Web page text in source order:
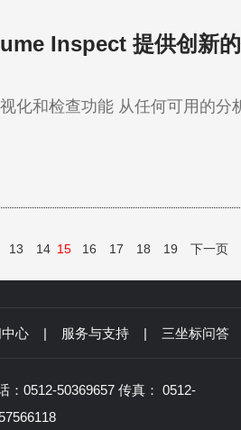
Inspect 提供创新
13 14 15 16 17 18 19 下一页
心 | 服务与支持 | 三坐标问答
：0512-50369657 传真： 0512-